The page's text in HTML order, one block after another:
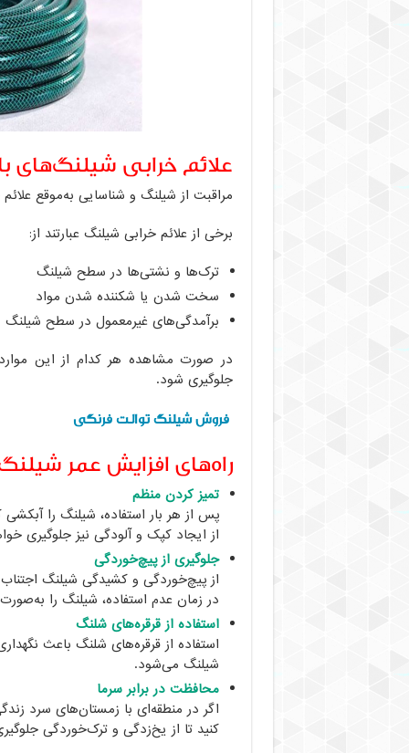
علائم خرابی شیلنگ‌های
مراقبت از شیلنگ و شناسایی به‌موقع
برخی از علائم خرابی شیلنگ عبارتند از:
ترک‌ها و نشتی‌ها در سطح شیلنگ
سخت شدن یا شکننده شدن مواد
برآمدگی‌های غیرمعمول در سطح شیلنگ
در صورت مشاهده هر کدام از این
جلوگیری شود.
فروش شیلنگ توالت فرنگی
راه‌های افزایش عمر
تمیز کردن منظم
پس از هر بار استفاده، شیلنگ را آبکشی
از ایجاد کپک و آلودگی نیز جلوگیری
جلوگیری از پیچ‌خوردگی
از پیچ‌خوردگی و کشیدگی شیلنگ اجتناب
در زمان عدم استفاده، شیلنگ را
استفاده از قرقره‌های شلنگ
استفاده از قرقره‌های شلنگ باعث
شیلنگ می‌شود.
محافظت در برابر سرما
اگر در منطقه‌ای با زمستان‌های سرد
کنید تا از یخ‌زدگی و ترک‌خوردگی